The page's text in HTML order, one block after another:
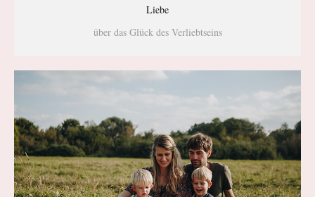
Liebe
über das Glück des Verliebtseins